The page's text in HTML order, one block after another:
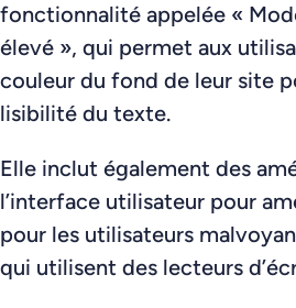
fonctionnalité appelée «
élevé », qui permet aux
couleur du fond de leur site
lisibilité du texte.
Elle inclut également des
l’interface utilisateur pour
pour les utilisateurs
qui utilisent des lecteurs